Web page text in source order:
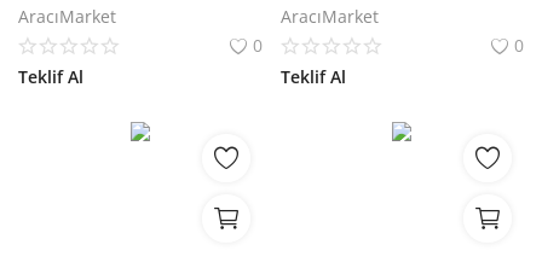
AracıMarket
0
Teklif Al
AracıMarket
0
Teklif Al